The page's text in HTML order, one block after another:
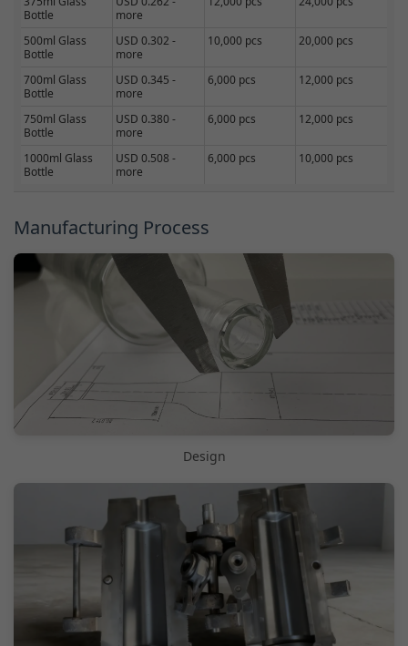
Bottle
more
500ml Glass
Bottle
USD 0.302 -
more
10,000 pcs 20,000 pcs
700ml Glass
Bottle
USD 0.345 -
more
6,000 pcs 12,000 pcs
750ml Glass
Bottle
USD 0.380 -
more
6,000 pcs 12,000 pcs
1000ml Glass
Bottle
USD 0.508 -
more
6,000 pcs 10,000 pcs
Manufacturing Process
Design